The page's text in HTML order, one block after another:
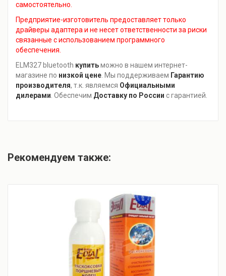
самостоятельно.
Предприятие-изготовитель предоставляет только
драйверы адаптера и не несет ответственности за риски
связанные с использованием программного
обеспечения.
ELM327 bluetooth купитьможно в нашем интернет-
магазине по низкой цене. Мы поддерживаем Гарантию
производителя, т.к. являемся Официальными
дилерами. Обеспечим Доставку по России с гарантией.
Рекомендуем также: